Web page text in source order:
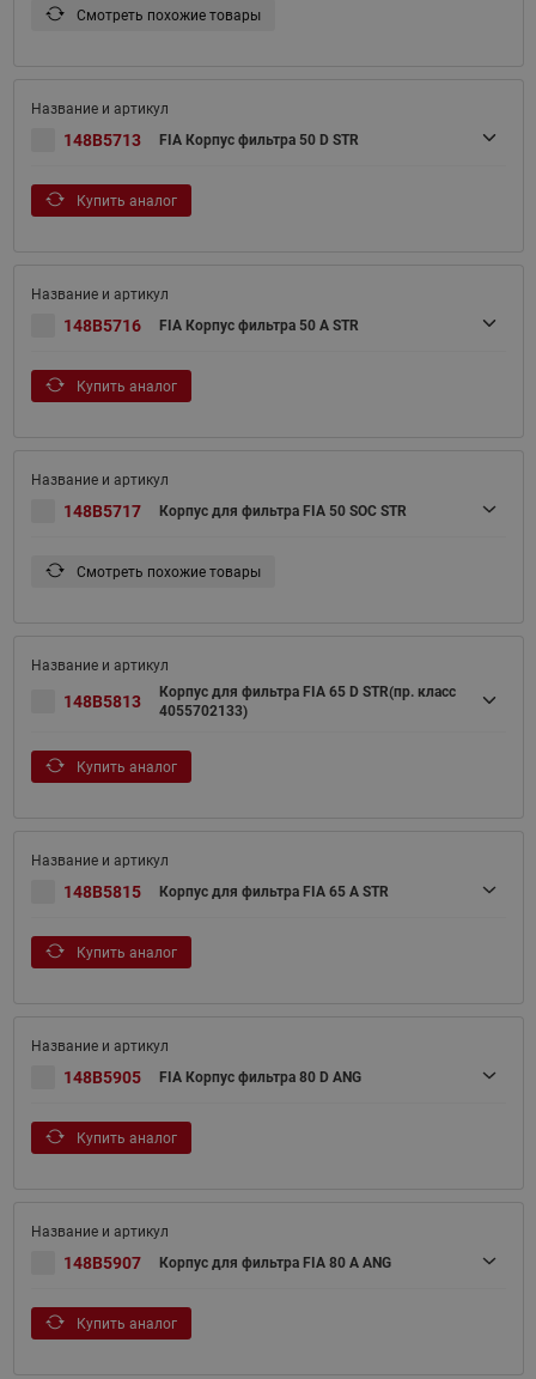
Смотреть похожие товары
148B5713 FIA Корпус фильтра 50 D STR
Купить аналог
148B5716 FIA Корпус фильтра 50 A STR
Купить аналог
148B5717 Корпус для фильтра FIA 50 SOC STR
Смотреть похожие товары
148B5813
Корпус для фильтра FIA 65 D STR(пр. класс
4055702133)
Купить аналог
148B5815 Корпус для фильтра FIA 65 A STR
Купить аналог
148B5905 FIA Корпус фильтра 80 D ANG
Купить аналог
148B5907 Корпус для фильтра FIA 80 A ANG
Купить аналог